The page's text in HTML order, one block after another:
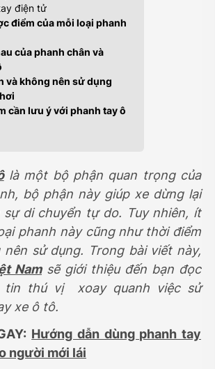
điện tử
điểm của mỗi loại phanh
của phanh chân và
và không nên sử dụng
cần lưu ý với phanh tay ô
là một bộ phận quan trọng của
bộ phận này giúp xe dừng lại
sự di chuyển tự do. Tuy nhiên, ít
phanh này cũng như thời điểm
sử dụng. Trong bài viết này,
Namsẽ giới thiệu đến bạn đọc
tin thú vị xoay quanh việc sử
xe ô tô.
Hướng dẫn dùng phanh tay
người mới lái